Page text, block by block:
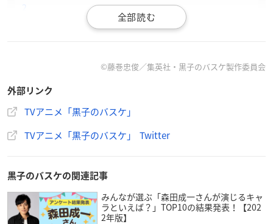
2
©︎藤巻忠俊／集英社・黒子のバスケ製作委員会
外部リンク
TVアニメ「黒子のバスケ」
TVアニメ「黒子のバスケ」 Twitter
黒子のバスケの関連記事
みんなが選ぶ「森田成一さんが演じるキャ
ラといえば？」TOP10の結果発表！【202
2年版】